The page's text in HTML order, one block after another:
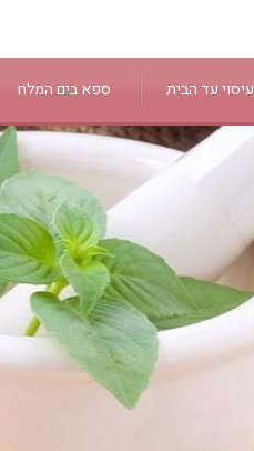
עיסוי עד הבית ספא בים המלח